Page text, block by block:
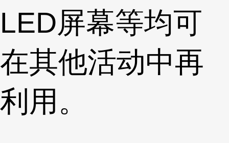
LED屏幕等均可
在其他活动中再
利用。